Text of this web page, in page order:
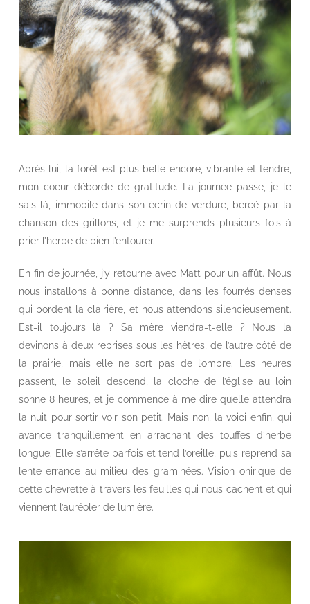
Après lui, la forêt est plus belle encore, vibrante et tendre,
mon coeur déborde de gratitude. La journée passe, je le
sais là, immobile dans son écrin de verdure, bercé par la
chanson des grillons, et je me surprends plusieurs fois à
prier l’herbe de bien l’entourer.
En fin de journée, j’y retourne avec Matt pour un affût. Nous
nous installons à bonne distance, dans les fourrés denses
qui bordent la clairière, et nous attendons silencieusement.
Est-il toujours là ? Sa mère viendra-t-elle ? Nous la
devinons à deux reprises sous les hêtres, de l’autre côté de
la prairie, mais elle ne sort pas de l’ombre. Les heures
passent, le soleil descend, la cloche de l’église au loin
sonne 8 heures, et je commence à me dire qu’elle attendra
la nuit pour sortir voir son petit. Mais non, la voici enfin, qui
avance tranquillement en arrachant des touffes d’herbe
longue. Elle s’arrête parfois et tend l’oreille, puis reprend sa
lente errance au milieu des graminées. Vision onirique de
cette chevrette à travers les feuilles qui nous cachent et qui
viennent l’auréoler de lumière.